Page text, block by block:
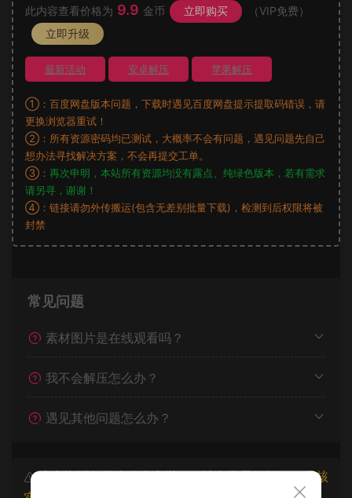
此内容查看价格为 9.9 金币 立即购买
（VIP免费）
立即升级
最新活动 安卓解压 苹果解压
①：百度网盘版本问题，下载时遇见百度网盘提示提取码错误，请
更换浏览器重试！
②：所有资源密码均已测试，大概率不会有问题，遇见问题先自己
想办法寻找解决方案，不会再提交工单。
③： 再次申明，本站所有资源均没有露点、纯绿色版本，若有需求
请另寻，谢谢！
④：链接请勿外传搬运(包含无差别批量下载)，检测到后权限将被
封禁
常见问题
素材图片是在线观看吗？
我不会解压怎么办？
遇见其他问题怎么办？
本文资源仅供个人参考学习，请勿批量搬运，一经核